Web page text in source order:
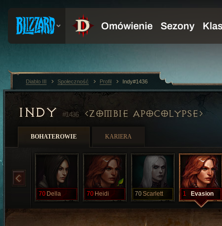
INDY #1436 ZOMBIE APOCOLYPSE
BOHATEROWIE KARIERA
70 Della 70 Heidi 70Scarlett 1 Evasion
Diablo III Społeczność Profil Indy#1436